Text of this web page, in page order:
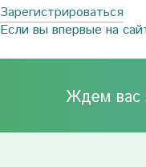
Зарегистрироваться
Если вы впервые на
Ждем вас